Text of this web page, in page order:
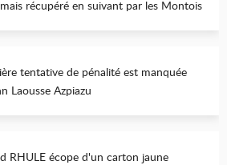
récupéré en suivant par les Montois
tentative de pénalité est manquée
Laousse Azpiazu
RHULE écope d'un carton jaune